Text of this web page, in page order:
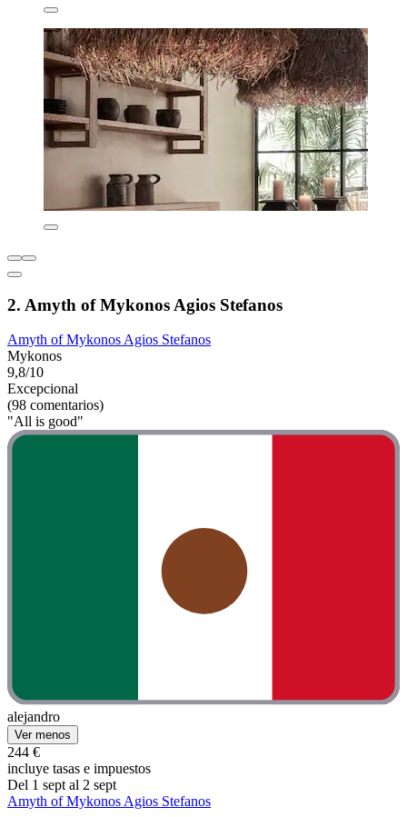
2. Amyth of Mykonos Agios Stefanos
Amyth of Mykonos Agios Stefanos
Mykonos
9,8/10
Excepcional
(98 comentarios)
"All is good"
alejandro
Ver menos
244 €
incluye tasas e impuestos
Del 1 sept al 2 sept
Amyth of Mykonos Agios Stefanos